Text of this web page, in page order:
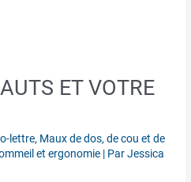
ET VOTRE
lettre, Maux de dos, de cou et de
et ergonomie | ParJessica